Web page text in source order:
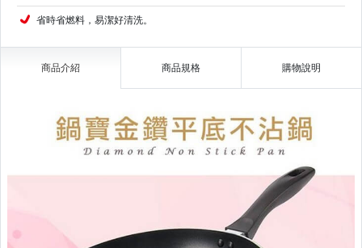
省時省燃料，易潔好清洗。
商品介紹 商品規格 購物說明